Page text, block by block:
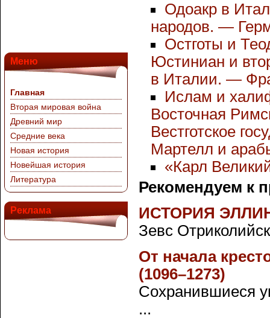
Меню
Главная
Вторая мировая война
Древний мир
Средние века
Новая история
Новейшая история
Литература
Реклама
Одоакр в
народов. —
Остготы и
Юстиниан и
в Италии. —
Ислам и
Восточная
Вестготское
Мартелл и
«Карл
Рекомендуем к
ИСТОРИЯ
Зевс
От начала
(1096–1273)
Сохранившиеся
...